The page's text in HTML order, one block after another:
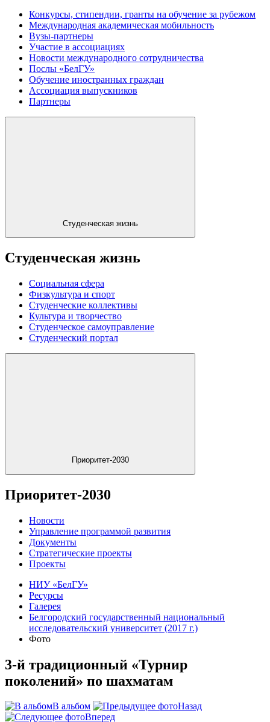
Конкурсы, стипендии, гранты на обучение за рубежом
Международная академическая мобильность
Вузы-партнеры
Участие в ассоциациях
Новости международного сотрудничества
Послы «БелГУ»
Обучение иностранных граждан
Ассоциация выпускников
Партнеры
Студенческая жизнь
Студенческая жизнь
Социальная сфера
Физкультура и спорт
Студенческие коллективы
Культура и творчество
Студенческое самоуправление
Студенческий портал
Приоритет-2030
Приоритет-2030
Новости
Управление программой развития
Документы
Стратегические проекты
Проекты
НИУ «БелГУ»
Ресурсы
Галерея
Белгородский государственный национальный
исследовательский университет (2017 г.)
Фото
3-й традиционный «Турнир
поколений» по шахматам
В альбом
Назад
Вперед